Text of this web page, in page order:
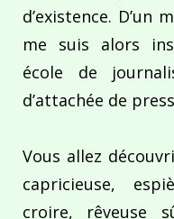
d’existence. D’un
me suis alors
école de
d’attachée de
Vous allez
capricieuse,
croire, rêveuse